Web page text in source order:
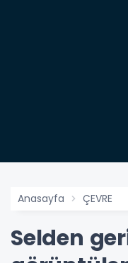
Anasayfa ÇEVRE
Selden